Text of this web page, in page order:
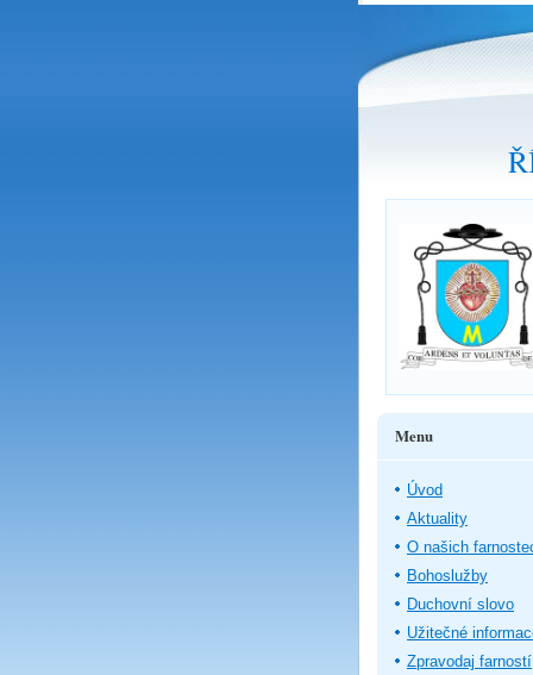
Menu
Úvod
Aktuality
O našich
Bohoslužby
Duchovní slovo
Užitečné
Zpravodaj farností